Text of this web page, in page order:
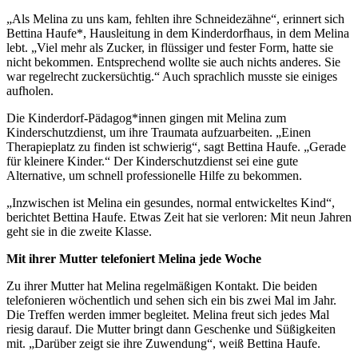
„Als Melina zu uns kam, fehlten ihre Schneidezähne“, erinnert sich
Bettina Haufe*, Hausleitung in dem Kinderdorfhaus, in dem Melina
lebt. „Viel mehr als Zucker, in flüssiger und fester Form, hatte sie
nicht bekommen. Entsprechend wollte sie auch nichts anderes. Sie
war regelrecht zuckersüchtig.“ Auch sprachlich musste sie einiges
aufholen.
Die Kinderdorf-Pädagog*innen gingen mit Melina zum
Kinderschutzdienst, um ihre Traumata aufzuarbeiten. „Einen
Therapieplatz zu finden ist schwierig“, sagt Bettina Haufe. „Gerade
für kleinere Kinder.“ Der Kinderschutzdienst sei eine gute
Alternative, um schnell professionelle Hilfe zu bekommen.
„Inzwischen ist Melina ein gesundes, normal entwickeltes Kind“,
berichtet Bettina Haufe. Etwas Zeit hat sie verloren: Mit neun Jahren
geht sie in die zweite Klasse.
Mit ihrer Mutter telefoniert Melina jede Woche
Zu ihrer Mutter hat Melina regelmäßigen Kontakt. Die beiden
telefonieren wöchentlich und sehen sich ein bis zwei Mal im Jahr.
Die Treffen werden immer begleitet. Melina freut sich jedes Mal
riesig darauf. Die Mutter bringt dann Geschenke und Süßigkeiten
mit. „Darüber zeigt sie ihre Zuwendung“, weiß Bettina Haufe.